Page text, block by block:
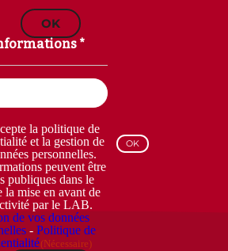
OK
*
RGPD
(Nécessaire)
la politique de
et la gestion de
personnelles.
peuvent être
publiques dans le
la mise en avant de
par le LAB.
de vos données
-Politique de
(Nécessaire)